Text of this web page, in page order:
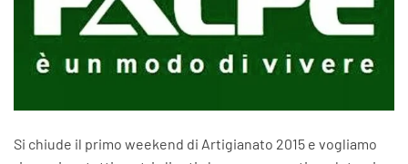
Si chiude il primo weekend di Artigianato 2015 e vogliamo